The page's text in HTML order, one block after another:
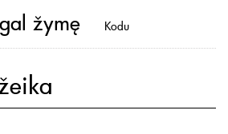
žymę Kodu